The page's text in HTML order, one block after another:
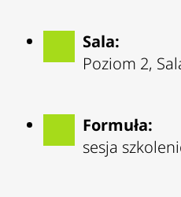
Sala:
Poziom 2,
Formuła:
sesja